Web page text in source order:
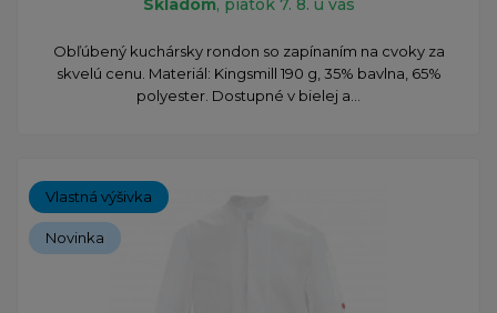
Skladom, piatok 7. 8. u vás
Obľúbený kuchársky rondon so zapínaním na cvoky za
skvelú cenu. Materiál: Kingsmill 190 g, 35% bavlna, 65%
polyester. Dostupné v bielej a...
Vlastná výšivka
Novinka